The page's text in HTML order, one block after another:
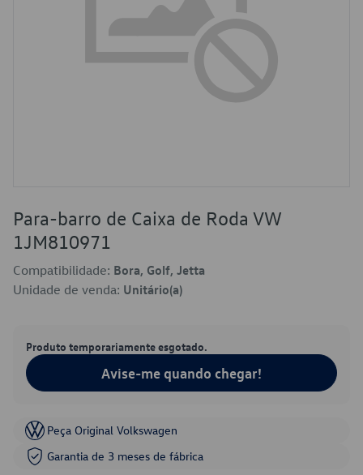
Para-barro de Caixa de Roda VW
1JM810971
Compatibilidade: Bora, Golf, Jetta
Unidade de venda: Unitário(a)
Produto temporariamente esgotado.
Avise-me quando chegar!
Peça Original Volkswagen
Garantia de 3 meses de fábrica